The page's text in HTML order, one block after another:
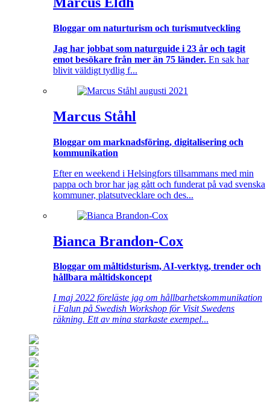
Bloggar om naturturism och turismutveckling
Jag har jobbat som naturguide i 23 år och tagit
emot besökare från mer än 75 länder. En sak har
blivit väldigt tydlig f...
Marcus Ståhl
Bloggar om marknadsföring, digitalisering och
kommunikation
Efter en weekend i Helsingfors tillsammans med min
pappa och bror har jag gått och funderat på vad svenska
kommuner, platsutvecklare och des...
Bianca Brandon-Cox
Bloggar om måltidsturism, AI-verktyg, trender och
hållbara måltidskoncept
I maj 2022 föreläste jag om hållbarhetskommunikation
i Falun på Swedish Workshop för Visit Swedens
räkning. Ett av mina starkaste exempel...